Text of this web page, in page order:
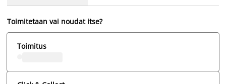
Toimitetaan vai noudat itse?
Toimitus